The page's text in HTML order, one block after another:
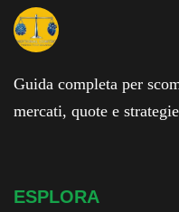
Guida completa per
mercati, quote e
ESPLORA